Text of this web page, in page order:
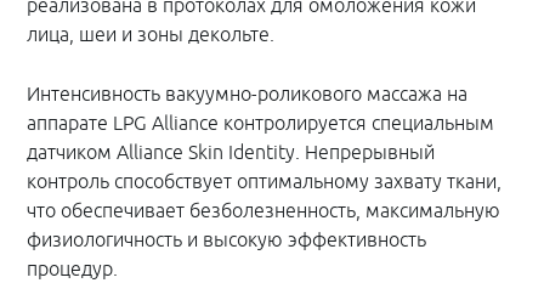
реализована в протоколах для омоложения кожи
лица, шеи и зоны декольте.
Интенсивность вакуумно-роликового массажа на
аппарате LPG Alliance контролируется специальным
датчиком Alliance Skin Identity. Непрерывный
контроль способствует оптимальному захвату ткани,
что обеспечивает безболезненность, максимальную
физиологичность и высокую эффективность
процедур.